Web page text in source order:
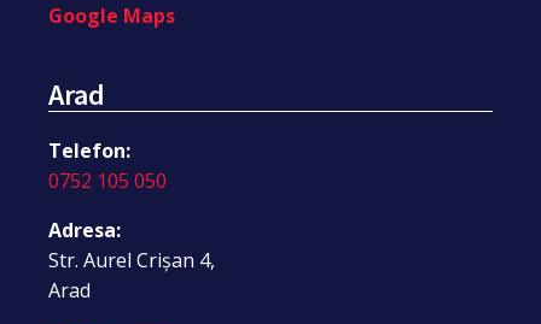
Google Maps
Arad
Telefon:
0752 105 050
Adresa:
Str. Aurel Crișan 4,
Arad